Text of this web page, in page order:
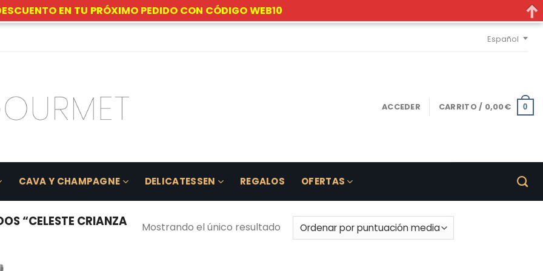
Español
ACCEDER CARRITO / 0,00€ 0
CAVA Y CHAMPAGNE DELICATESSEN REGALOS OFERTAS
“CELESTE CRIANZA
Mostrando el único resultado
EN TU PRÓXIMO PEDIDO CON CÓDIGO WEB10